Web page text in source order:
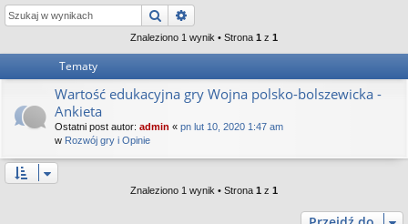
Szukaj
Znaleziono 1 wynik • Strona 1 z 1
Tematy
Wartość edukacyjna gry Wojna polsko-bolszewicka -
Ankieta
Ostatni post autor: admin « pn lut 10, 2020 1:47 am
w Rozwój gry i Opinie
Znaleziono 1 wynik • Strona 1 z 1